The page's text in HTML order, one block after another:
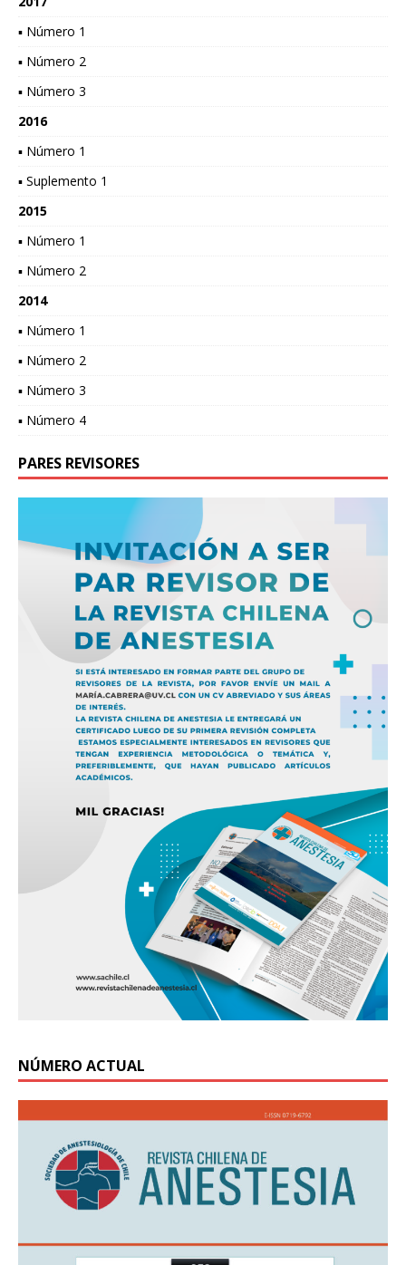
▪ Número 1
▪ Número 2
▪ Número 3
2016
▪ Número 1
▪ Suplemento 1
2015
▪ Número 1
▪ Número 2
2014
▪ Número 1
▪ Número 2
▪ Número 3
▪ Número 4
PARES REVISORES
NÚMERO ACTUAL